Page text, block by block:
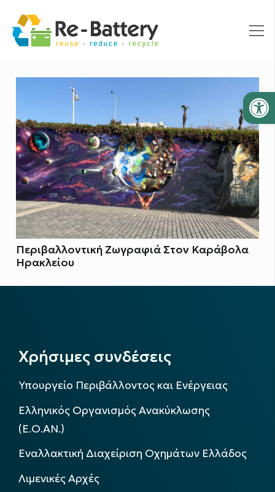
Περιβαλλοντική Ζωγραφιά Στον Καράβολα
Ηρακλείου
Χρήσιμες συνδέσεις
Υπουργείο Περιβάλλοντος και Ενέργειας
Ελληνικός Οργανισμός Ανακύκλωσης
(Ε.Ο.ΑΝ.)
Εναλλακτική Διαχείριση Οχημάτων Ελλάδος
Λιμενικές Αρχές